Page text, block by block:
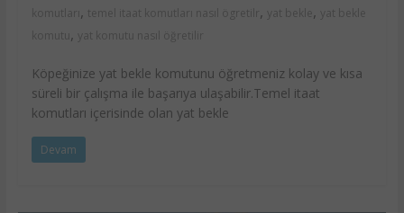
komutları , temel itaat komutları nasıl ögretilr , yat bekle ,
yat bekle
komutu , yat komutu nasıl öğretilir
Köpeğinize yat bekle komutunu öğretmeniz kolay ve kısa
süreli bir çalışma ile başarıya ulaşabilir.Temel itaat
komutları içerisinde olan yat bekle
Devam